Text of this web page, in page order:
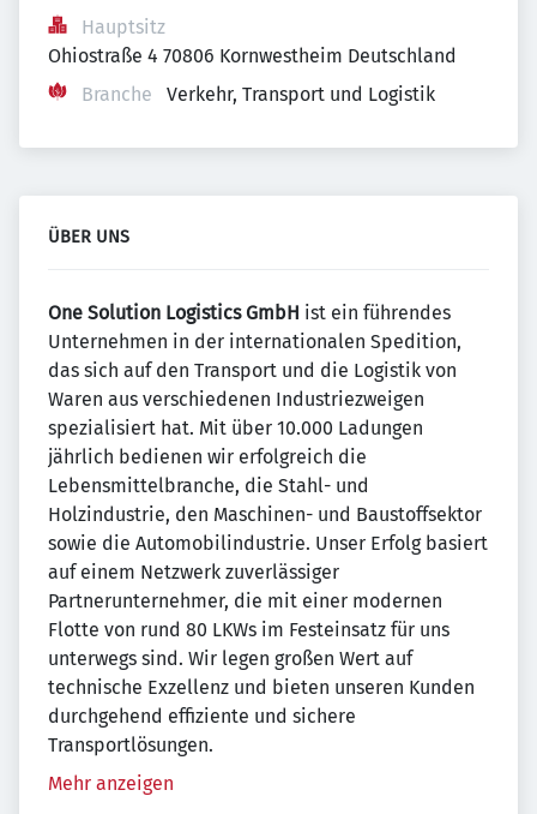
Hauptsitz
Ohiostraße 4 70806 Kornwestheim Deutschland
Branche
Verkehr, Transport und Logistik
ÜBER UNS
One Solution Logistics GmbH ist ein führendes
Unternehmen in der internationalen Spedition,
das sich auf den Transport und die Logistik von
Waren aus verschiedenen Industriezweigen
spezialisiert hat. Mit über 10.000 Ladungen
jährlich bedienen wir erfolgreich die
Lebensmittelbranche, die Stahl- und
Holzindustrie, den Maschinen- und Baustoffsektor
sowie die Automobilindustrie. Unser Erfolg basiert
auf einem Netzwerk zuverlässiger
Partnerunternehmer, die mit einer modernen
Flotte von rund 80 LKWs im Festeinsatz für uns
unterwegs sind. Wir legen großen Wert auf
technische Exzellenz und bieten unseren Kunden
durchgehend effiziente und sichere
Transportlösungen.
Mehr anzeigen